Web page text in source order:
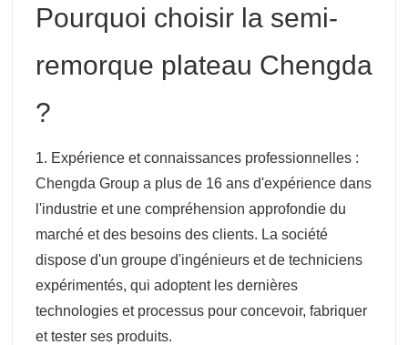
Pourquoi choisir la semi-
remorque plateau Chengda
?
1. Expérience et connaissances professionnelles :
Chengda Group a plus de 16 ans d'expérience dans
l'industrie et une compréhension approfondie du
marché et des besoins des clients. La société
dispose d'un groupe d'ingénieurs et de techniciens
expérimentés, qui adoptent les dernières
technologies et processus pour concevoir, fabriquer
et tester ses produits.